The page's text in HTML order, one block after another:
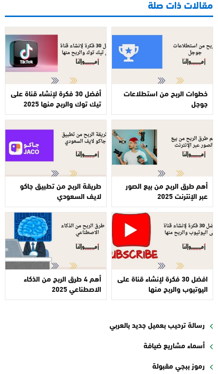
مقالات ذات صلة
خطوات الربح من استطلاعات
جوجل
أفضل 30 فكرة لإنشاء قناة على
تيك توك والربح منها 2025
أهم طرق الربح من بيع الصور
عبر الإنترنت 2025
طريقة الربح من تطبيق جاكو
لايف السعودي
افضل 30 فكرة لإنشاء قناة على
اليوتيوب والربح منها
أهم 4 طرق الربح من الذكاء
الاصطناعي 2025
رسالة ترحيب بعميل جديد بالعربي
أسماء مشاريع ضيافة
رموز ببجي مقبولة